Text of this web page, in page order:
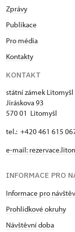
Zprávy
Publikace
Pro média
Kontakty
KONTAKT
státní zámek Litomyšl
Jiráskova 93
570 01 Litomyšl
tel.: +420 461 615
e-mail:
INFORMACE PRO
Informace pro
Prohlídkové okruhy
Návštěvní doba